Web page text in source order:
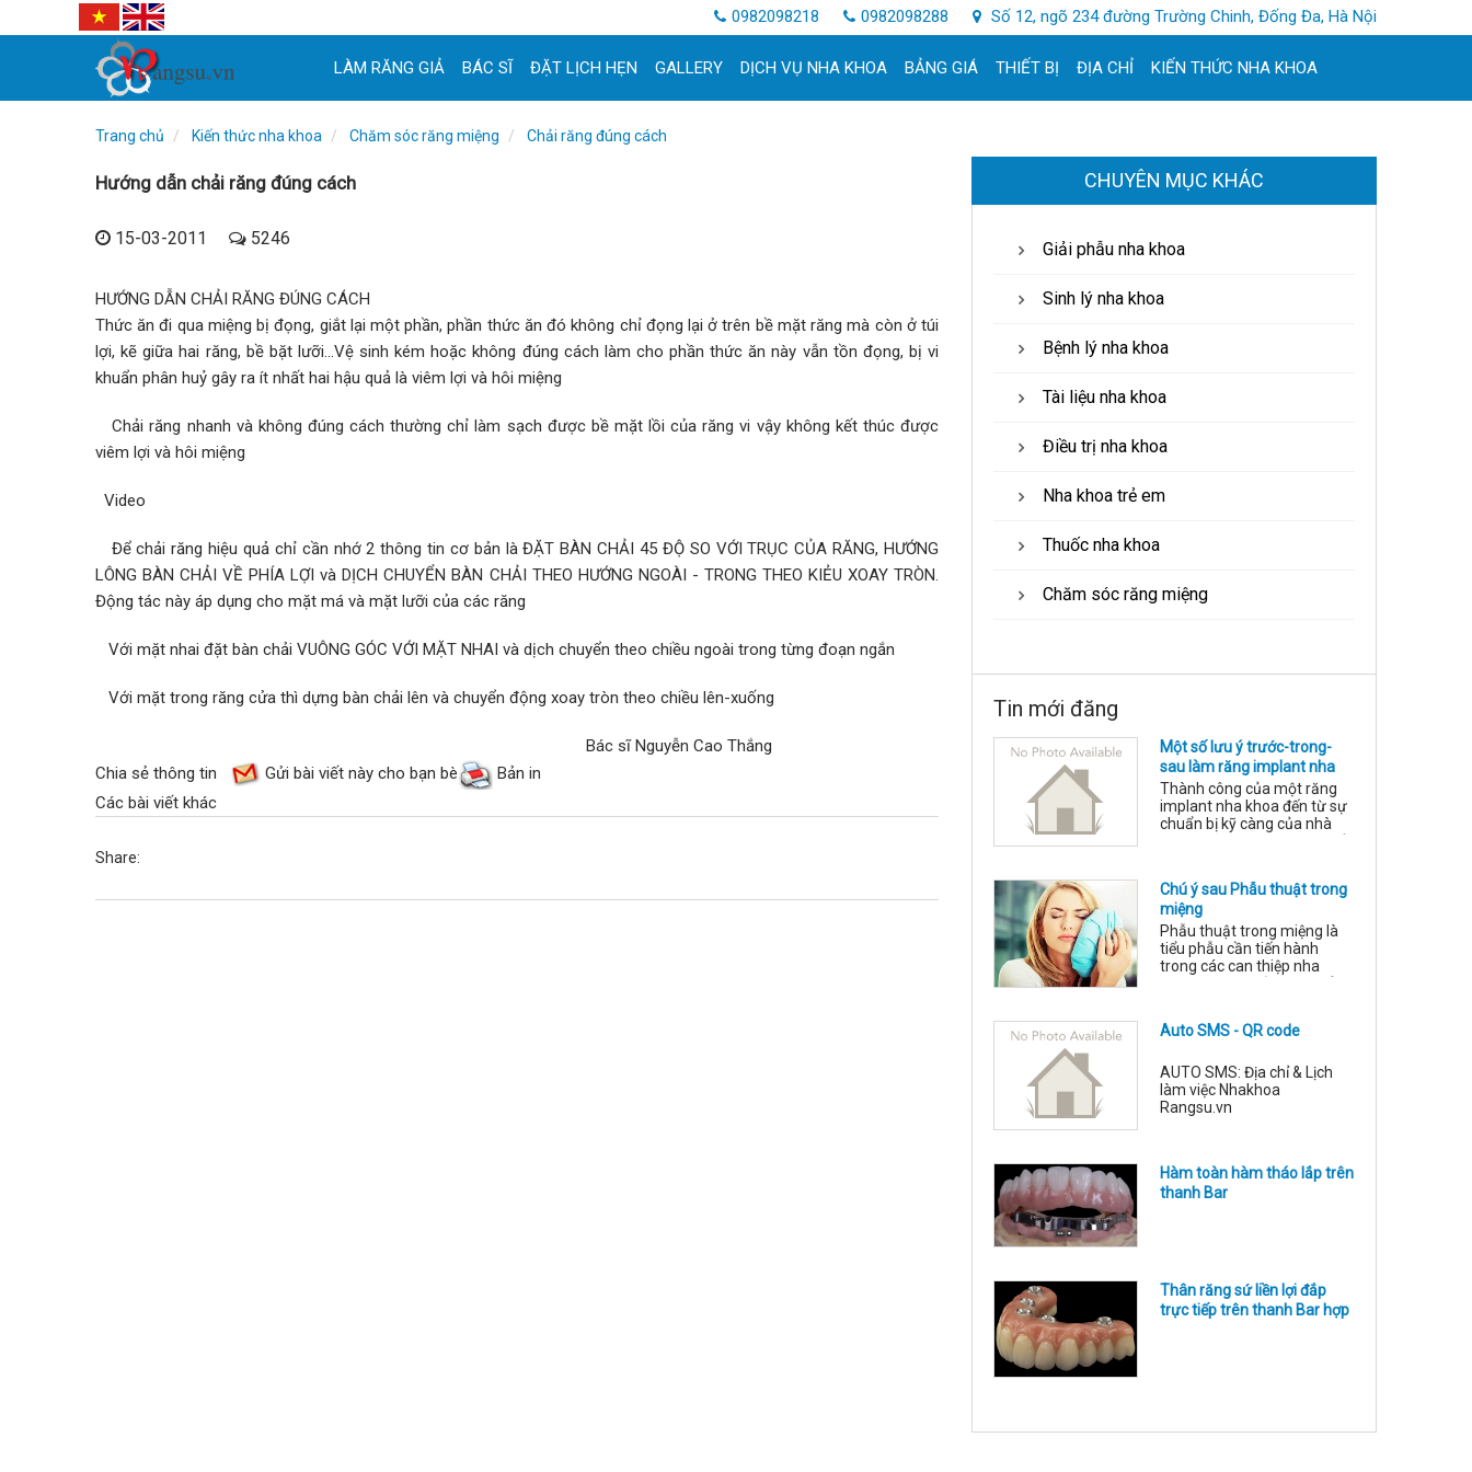
0982098218 0982098288 Số 12, ngõ 234 đường Trường Chinh, Đống Đa, Hà Nội
LÀM RĂNG GIẢ BÁC SĨ ĐẶT LỊCH HẸN GALLERY DỊCH VỤ NHA KHOA BẢNG GIÁ THIẾT BỊ ĐỊA CHỈ KIẾN THỨC NHA KHOA
Trang chủ Kiến thức nha khoa Chăm sóc răng miệng Chải răng đúng cách
Hướng dẫn chải răng đúng cách
15-03-2011 5246
HƯỚNG DẪN CHẢI RĂNG ĐÚNG CÁCH
Thức ăn đi qua miệng bị đọng, giắt lại một phần, phần thức ăn đó không chỉ đọng lại ở trên bề mặt răng mà còn ở túi
lợi, kẽ giữa hai răng, bề bặt lưỡi...Vệ sinh kém hoặc không đúng cách làm cho phần thức ăn này vẫn tồn đọng, bị vi
khuẩn phân huỷ gây ra ít nhất hai hậu quả là viêm lợi và hôi miệng
Chải răng nhanh và không đúng cách thường chỉ làm sạch được bề mặt lồi của răng vi vậy không kết thúc được
viêm lợi và hôi miệng
Video
Để chải răng hiệu quả chỉ cần nhớ 2 thông tin cơ bản làĐẶT BÀN CHẢI 45 ĐỘ SO VỚI TRỤC CỦA RĂNG, HƯỚNG
LÔNG BÀN CHẢI VỀ PHÍA LỢI vàDỊCH CHUYỂN BÀN CHẢI THEO HƯỚNG NGOÀI - TRONG THEO KIẺU XOAY TRÒN.
Động tác này áp dụng cho mặt má và mặt lưỡi của các răng
Với mặt nhai đặt bàn chải VUÔNG GÓC VỚI MẶT NHAI và dịch chuyển theo chiều ngoài trong từng đoạn ngắn
Với mặt trong răng cửa thì dựng bàn chải lên và chuyển động xoay tròn theo chiều lên-xuống
Bác sĩ Nguyễn Cao Thắng
Chia sẻ thông tin
Gửi bài viết này cho bạn bè
Bản in
Các bài viết khác
Share:
CHUYÊN MỤC KHÁC
Giải phẫu nha khoa
Sinh lý nha khoa
Bệnh lý nha khoa
Tài liệu nha khoa
Điều trị nha khoa
Nha khoa trẻ em
Thuốc nha khoa
Chăm sóc răng miệng
Tin mới đăng
Một số lưu ý trước-trong-
sau làm răng implant nha
khoa
Thành công của một răng
implant nha khoa đến từ sự
chuẩn bị kỹ càng của nhà
kiện cần để tối ưu: Cung cấp
đầy đủ thông tin tình trạng
sức khỏe, tuân thủ hướng
dẫn của nhân viên y tế, sử
dụng răng trong giới hạn tải
Chú ý sau Phẫu thuật trong
miệng
Phẫu thuật trong miệng là
tiểu phẫu cần tiến hành
trong các can thiệp nha
thừa, nhổ răng kẹ, lạc chỗ,
implant, tạo hình viền lợi, cắt
phanh môi, bắt và tháo vít
neo chặn, thay các phụ kiện
Auto SMS - QR code
AUTO SMS: Địa chỉ & Lịch
làm việc Nhakhoa
Rangsu.vn
Hàm toàn hàm tháo lắp trên
thanh Bar
Thân răng sứ liền lợi đắp
trực tiếp trên thanh Bar hợp